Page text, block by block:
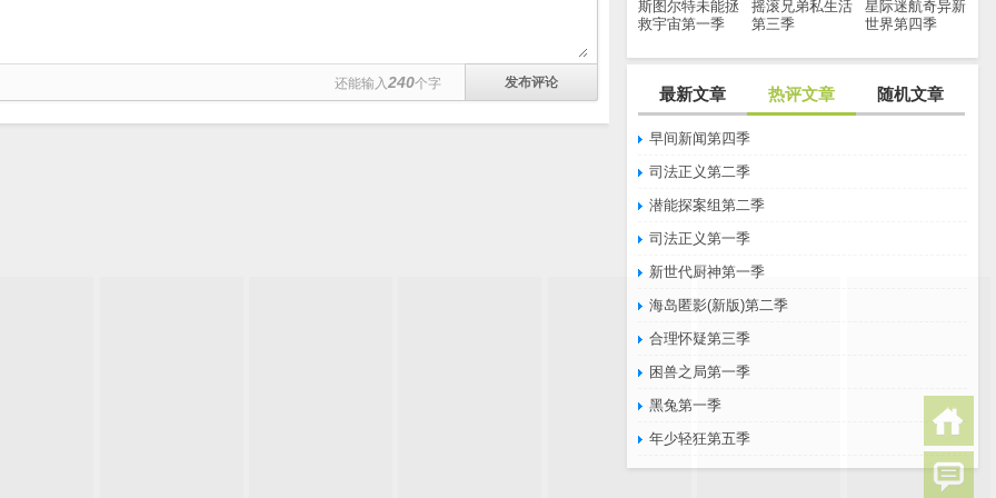
斯图尔特未能拯
救宇宙第一季
摇滚兄弟私生活
第三季
星际迷航奇异新
世界第四季
最新文章 热评文章 随机文章
早间新闻第四季
司法正义第二季
潜能探案组第二季
司法正义第一季
新世代厨神第一季
海岛匿影(新版)第二季
合理怀疑第三季
困兽之局第一季
黑兔第一季
年少轻狂第五季
还能输入240个字